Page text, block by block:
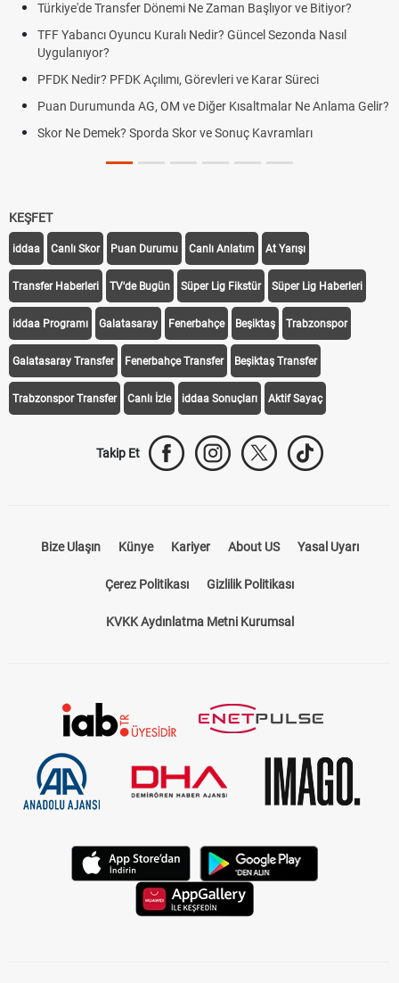
Türkiye'de Transfer Dönemi Ne Zaman Başlıyor ve Bitiyor?
TFF Yabancı Oyuncu Kuralı Nedir? Güncel Sezonda Nasıl
Uygulanıyor?
PFDK Nedir? PFDK Açılımı, Görevleri ve Karar Süreci
Puan Durumunda AG, OM ve Diğer Kısaltmalar Ne Anlama Gelir?
Skor Ne Demek? Sporda Skor ve Sonuç Kavramları
KEŞFET
iddaa Canlı Skor Puan Durumu Canlı Anlatım At Yarışı
Transfer Haberleri TV'de Bugün Süper Lig Fikstür Süper Lig Haberleri
iddaa Programı Galatasaray Fenerbahçe Beşiktaş Trabzonspor
Galatasaray Transfer Fenerbahçe Transfer Beşiktaş Transfer
Trabzonspor Transfer Canlı İzle iddaa Sonuçları Aktif Sayaç
Takip Et
Bize Ulaşın Künye Kariyer About US Yasal Uyarı
Çerez Politikası Gizlilik Politikası
KVKK Aydınlatma Metni Kurumsal